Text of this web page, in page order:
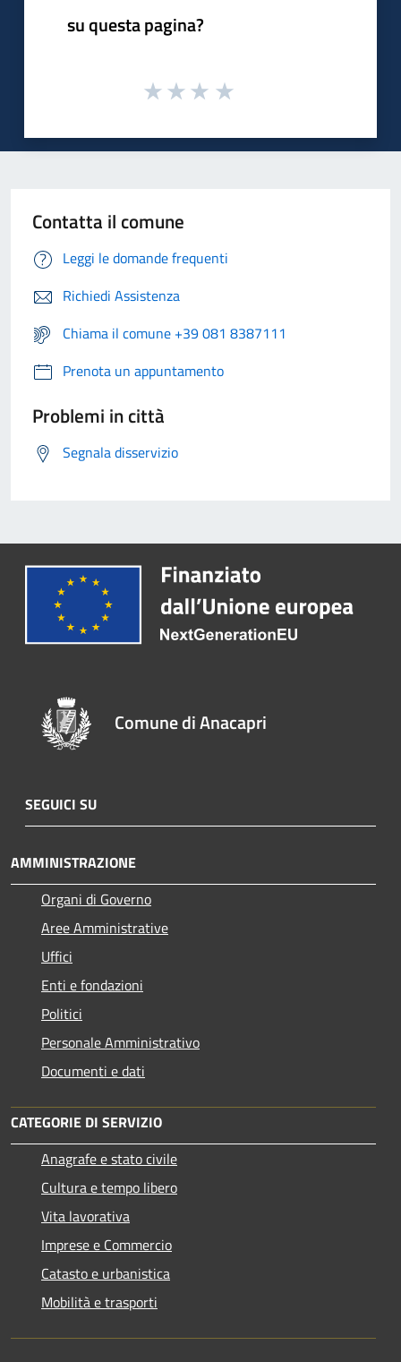
su questa pagina?
Contatta il comune
Leggi le domande frequenti
Richiedi Assistenza
Chiama il comune +39 081 8387111
Prenota un appuntamento
Problemi in città
Segnala disservizio
Comune di Anacapri
SEGUICI SU
AMMINISTRAZIONE
Organi di Governo
Aree Amministrative
Uffici
Enti e fondazioni
Politici
Personale Amministrativo
Documenti e dati
CATEGORIE DI SERVIZIO
Anagrafe e stato civile
Cultura e tempo libero
Vita lavorativa
Imprese e Commercio
Catasto e urbanistica
Mobilità e trasporti